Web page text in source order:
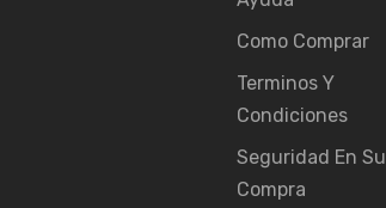
Como Comprar
Terminos Y
Condiciones
Seguridad En Su
Compra